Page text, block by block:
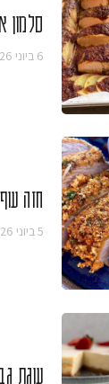
סלמון
6 ביוני 2026
חזה
5 ביוני 2026
עוגת